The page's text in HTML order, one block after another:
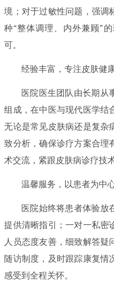
境；对于过敏性问题，强调
种“整体调理、内外兼顾”
可。
经验丰富，专注皮肤健
医院医生团队由长期从
组成，在中医与现代医学结
无论是常见皮肤病还是复杂
致分析，确保诊疗方案合理
术交流，紧跟皮肤病诊疗技
温馨服务，以患者为中
医院始终将患者体验放
提供清晰指引；一对一私密
人员态度友善，细致解答疑
随访制度，及时跟踪康复情
感受到全程关怀。